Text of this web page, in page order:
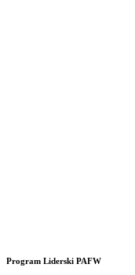
Program Liderski PAFW